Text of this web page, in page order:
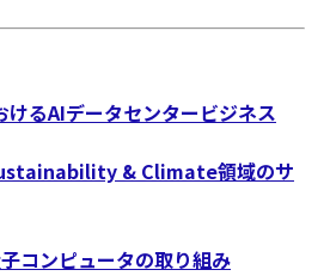
けるAIデータセンタービジネス
& Climate領域のサ
コンピュータの取り組み